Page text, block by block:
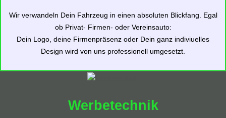
Wir verwandeln Dein Fahrzeug in einen absoluten Blickfang. Egal
ob Privat- Firmen- oder Vereinsauto:
Dein Logo, deine Firmenpräsenz oder Dein ganz indiviuelles
Design wird von uns professionell umgesetzt.
Werbetechnik